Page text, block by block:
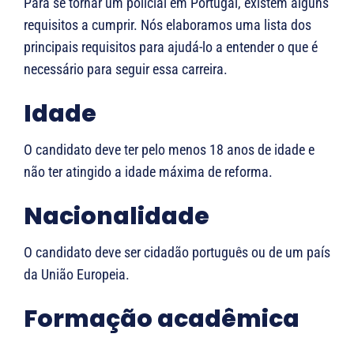
requisitos a cumprir. Nós elaboramos uma lista dos
principais requisitos para ajudá-lo a entender o que é
necessário para seguir essa carreira.
Idade
O candidato deve ter pelo menos 18 anos de idade e
não ter atingido a idade máxima de reforma.
Nacionalidade
O candidato deve ser cidadão português ou de um país
da União Europeia.
Formação acadêmica